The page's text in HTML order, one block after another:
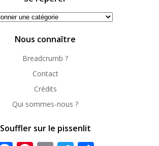
Nous connaître
Breadcrumb ?
Contact
Crédits
Qui sommes-nous ?
Souffler sur le pissenlit